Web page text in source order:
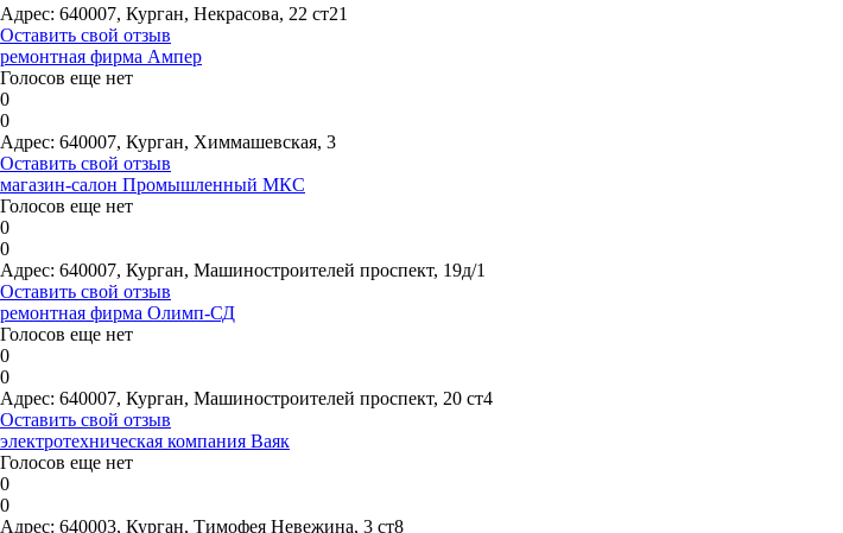
Адрес: 640007, Курган, Некрасова, 22 ст21
Оставить свой отзыв
ремонтная фирма Ампер
Голосов еще нет
0
0
Адрес: 640007, Курган, Химмашевская, 3
Оставить свой отзыв
магазин-салон Промышленный МКС
Голосов еще нет
0
0
Адрес: 640007, Курган, Машиностроителей проспект, 19д/1
Оставить свой отзыв
ремонтная фирма Олимп-СД
Голосов еще нет
0
0
Адрес: 640007, Курган, Машиностроителей проспект, 20 ст4
Оставить свой отзыв
электротехническая компания Ваяк
Голосов еще нет
0
0
Адрес: 640003, Курган, Тимофея Невежина, 3 ст8